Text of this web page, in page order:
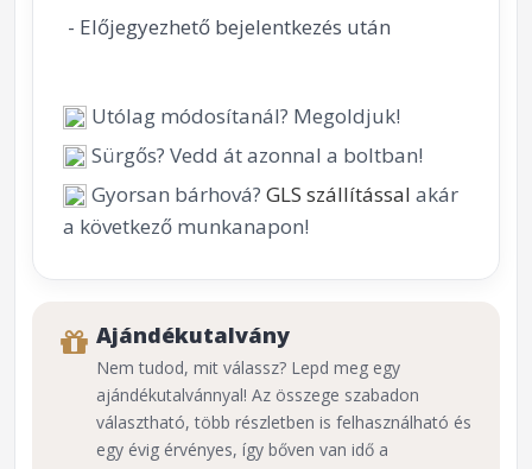
- Előjegyezhető bejelentkezés után
Utólag módosítanál? Megoldjuk!
Sürgős? Vedd át azonnal a boltban!
Gyorsan bárhová? GLS szállítással akár
a következő munkanapon!
Ajándékutalvány
Nem tudod, mit válassz? Lepd meg egy
ajándékutalvánnyal! Az összege szabadon
választható, több részletben is felhasználható és
egy évig érvényes, így bőven van idő a